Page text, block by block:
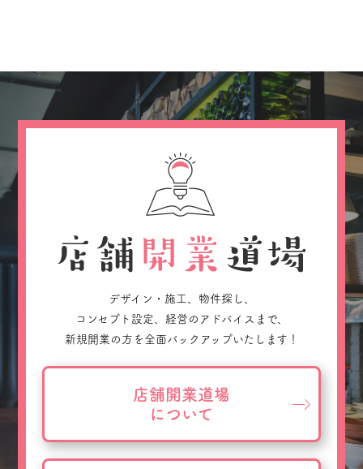
デザイン・施工、物件探し、
コンセプト設定、経営のアドバイスまで、
新規開業の方を全面バックアップいたします！
店舗開業道場
について